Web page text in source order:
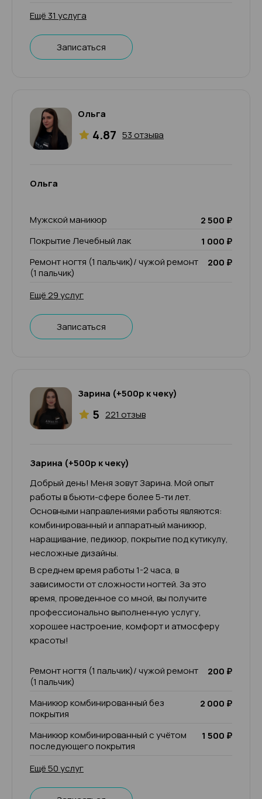
Ещё 31 услуга
Записаться
Ольга
4.87 53 отзыва
Ольга
Мужской маникюр
2 500 ₽
Покрытие Лечебный лак
1 000 ₽
Ремонт ногтя (1 пальчик)/ чужой ремонт
(1 пальчик)
200 ₽
Ещё 29 услуг
Записаться
Зарина (+500р к чеку)
5 221 отзыв
Зарина (+500р к чеку)
Добрый день! Меня зовут Зарина. Мой опыт
работы в бьюти-сфере более 5-ти лет.
Основными направлениями работы являются:
комбинированный и аппаратный маникюр,
наращивание, педикюр, покрытие под кутикулу,
несложные дизайны.
В среднем время работы 1-2 часа, в
зависимости от сложности ногтей. За это
время, проведенное со мной, вы получите
профессионально выполненную услугу,
хорошее настроение, комфорт и атмосферу
красоты!
Ремонт ногтя (1 пальчик)/ чужой ремонт
(1 пальчик)
200 ₽
Маникюр комбинированный без
покрытия
2 000 ₽
Маникюр комбинированный с учётом
последующего покрытия
1 500 ₽
Ещё 50 услуг